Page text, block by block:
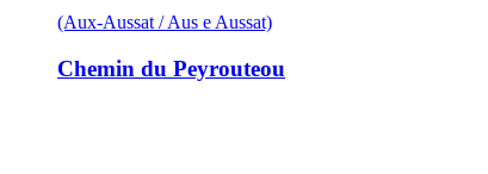
(Aux-Aussat / Aus e Aussat)
Chemin du Peyrouteou